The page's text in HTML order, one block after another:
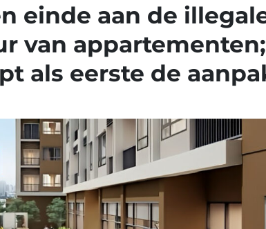
einde aan de
van appartementen;
als eerste de